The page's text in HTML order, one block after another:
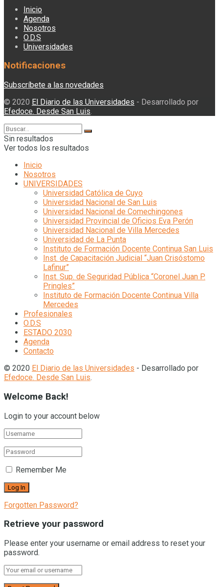
Inicio
Agenda
Nosotros
O.D.S
Universidades
Notificaciones
Subscríbete a las novedades
© 2020 El Diario de las Universidades - Desarrollado por
Efedoce. Desde San Luis.
Sin resultados
Ver todos los resultados
Inicio
Nosotros
UNIVERSIDADES
Universidad Católica de Cuyo
Universidad Nacional de San Luis
Universidad Nacional de Comechingones
Universidad Provincial de Oficios Eva Perón
Universidad Nacional de Villa Mercedes
Universidad de La Punta
Instituto de Formación Docente Continua San Luis
Inst. de Capacitación Judicial “Juan Crisóstomo
Lafinur”
Inst. Sup. de Seguridad Pública “Coronel Juan P.
Pringles”
Instituto de Formación Docente Continua Villa
Mercedes
Profesionales
O.D.S
ESTADO 2030
Agenda
Contacto
© 2020 El Diario de las Universidades - Desarrollado por
Efedoce. Desde San Luis.
Welcome Back!
Login to your account below
Remember Me
Forgotten Password?
Retrieve your password
Please enter your username or email address to reset your
password.